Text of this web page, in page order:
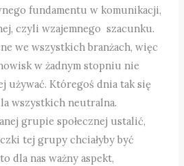
fundamentu w komunikacji,
czyli wzajemnego szacunku.
we wszystkich branżach, więc
w żadnym stopniu nie
używać. Któregoś dnia tak się
wszystkich neutralna.
grupie społecznej ustalić,
tej grupy chciałyby być
dla nas ważny aspekt,